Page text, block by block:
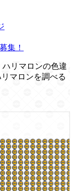
集！
リマロンの色違
マロンを調べる